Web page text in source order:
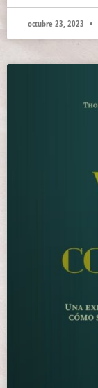
octubre 23, 2023